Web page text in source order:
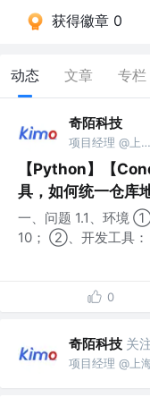
获得徽章 0
动态 文章 专栏
奇陌科技
项目经理 @上海奇陌科技有限公司
【Python】【
具，如何统一仓库
一、问题 1.1、环境
10； ②、开发工具
0
奇陌科技 关
项目经理 @上